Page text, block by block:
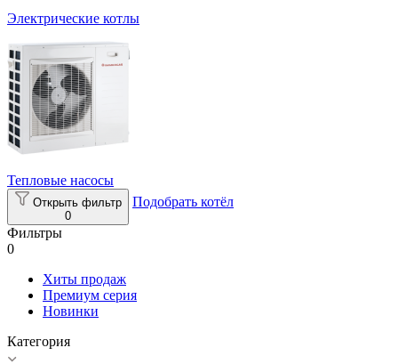
Электрические котлы
Тепловые насосы
Открыть фильтр
0
Подобрать котёл
Фильтры
0
Хиты продаж
Премиум серия
Новинки
Категория